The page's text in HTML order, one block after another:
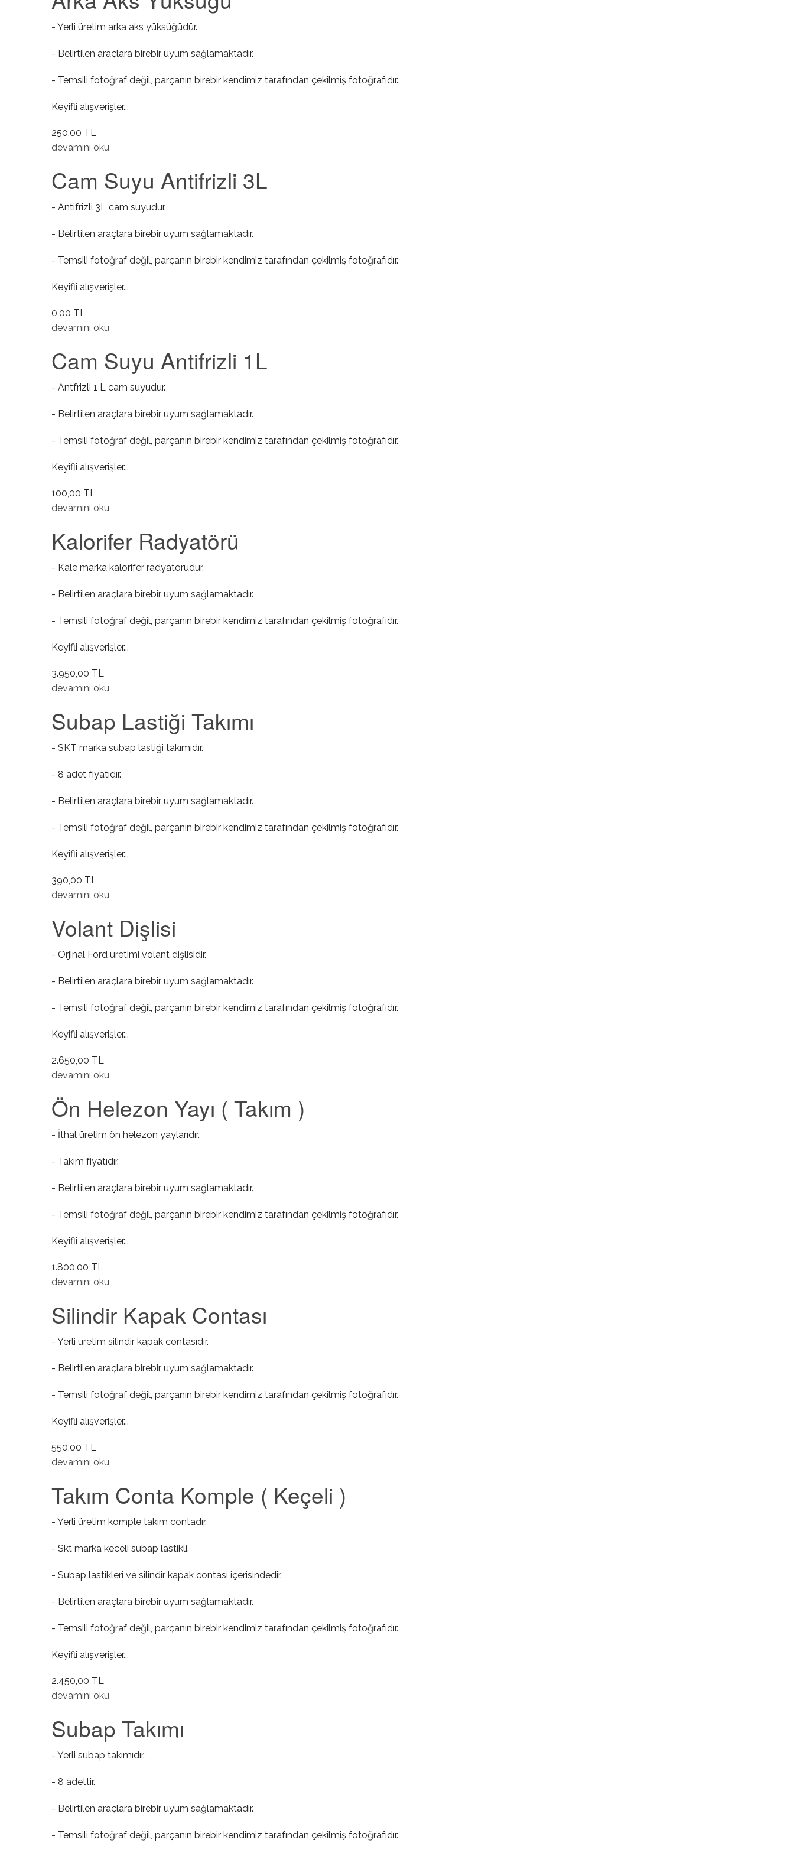
- Yerli üretim arka aks yüksüğüdür.
- Belirtilen araçlara birebir uyum sağlamaktadır.
- Temsili fotoğraf değil, parçanın birebir kendimiz tarafından çekilmiş fotoğrafıdır.
Keyifli alışverişler...
250,00 TL
Arka Aks Yüksüğü hakkında
devamını oku
Cam Suyu Antifrizli 3L
- Antifrizli 3L cam suyudur.
- Belirtilen araçlara birebir uyum sağlamaktadır.
- Temsili fotoğraf değil, parçanın birebir kendimiz tarafından çekilmiş fotoğrafıdır.
Keyifli alışverişler...
0,00 TL
Cam Suyu Antifrizli 3L hakkında
devamını oku
Cam Suyu Antifrizli 1L
- Antfrizli 1 L cam suyudur.
- Belirtilen araçlara birebir uyum sağlamaktadır.
- Temsili fotoğraf değil, parçanın birebir kendimiz tarafından çekilmiş fotoğrafıdır.
Keyifli alışverişler...
100,00 TL
Cam Suyu Antifrizli 1L hakkında
devamını oku
Kalorifer Radyatörü
- Kale marka kalorifer radyatörüdür.
- Belirtilen araçlara birebir uyum sağlamaktadır.
- Temsili fotoğraf değil, parçanın birebir kendimiz tarafından çekilmiş fotoğrafıdır.
Keyifli alışverişler...
3.950,00 TL
Kalorifer Radyatörü hakkında
devamını oku
Subap Lastiği Takımı
- SKT marka subap lastiği takımıdır.
- 8 adet fiyatıdır.
- Belirtilen araçlara birebir uyum sağlamaktadır.
- Temsili fotoğraf değil, parçanın birebir kendimiz tarafından çekilmiş fotoğrafıdır.
Keyifli alışverişler...
390,00 TL
Subap Lastiği Takımı hakkında
devamını oku
Volant Dişlisi
- Orjinal Ford üretimi volant dişlisidir.
- Belirtilen araçlara birebir uyum sağlamaktadır.
- Temsili fotoğraf değil, parçanın birebir kendimiz tarafından çekilmiş fotoğrafıdır.
Keyifli alışverişler...
2.650,00 TL
Volant Dişlisi hakkında
devamını oku
Ön Helezon Yayı ( Takım )
- İthal üretim ön helezon yaylarıdır.
- Takım fiyatıdır.
- Belirtilen araçlara birebir uyum sağlamaktadır.
- Temsili fotoğraf değil, parçanın birebir kendimiz tarafından çekilmiş fotoğrafıdır.
Keyifli alışverişler...
1.800,00 TL
Ön Helezon Yayı ( Takım ) hakkında
devamını oku
Silindir Kapak Contası
- Yerli üretim silindir kapak contasıdır.
- Belirtilen araçlara birebir uyum sağlamaktadır.
- Temsili fotoğraf değil, parçanın birebir kendimiz tarafından çekilmiş fotoğrafıdır.
Keyifli alışverişler...
550,00 TL
Silindir Kapak Contası hakkında
devamını oku
Takım Conta Komple ( Keçeli )
- Yerli üretim komple takım contadır.
- Skt marka keceli subap lastikli.
- Subap lastikleri ve silindir kapak contası içerisindedir.
- Belirtilen araçlara birebir uyum sağlamaktadır.
- Temsili fotoğraf değil, parçanın birebir kendimiz tarafından çekilmiş fotoğrafıdır.
Keyifli alışverişler...
2.450,00 TL
Takım Conta Komple ( Keçeli ) hakkında
devamını oku
Subap Takımı
- Yerli subap takımıdır.
- 8 adettir.
- Belirtilen araçlara birebir uyum sağlamaktadır.
- Temsili fotoğraf değil, parçanın birebir kendimiz tarafından çekilmiş fotoğrafıdır.